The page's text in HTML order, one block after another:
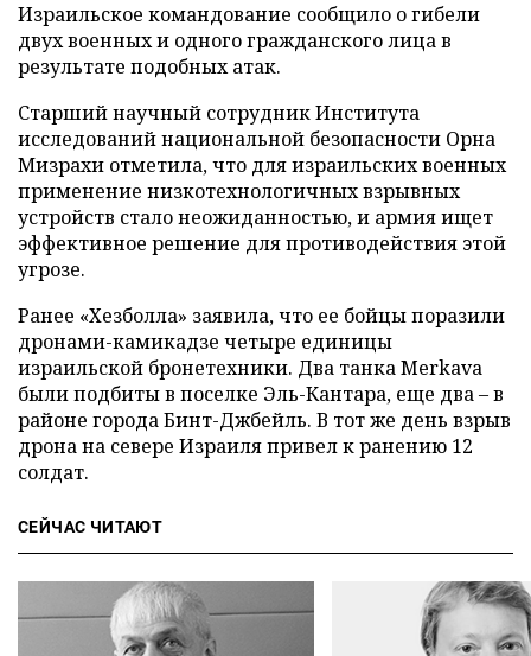
Израильское командование сообщило о гибели
двух военных и одного гражданского лица в
результате подобных атак.
Старший научный сотрудник Института
исследований национальной безопасности Орна
Мизрахи отметила, что для израильских военных
применение низкотехнологичных взрывных
устройств стало неожиданностью, и армия ищет
эффективное решение для противодействия этой
угрозе.
Ранее «Хезболла» заявила, что ее бойцы поразили
дронами-камикадзе четыре единицы
израильской бронетехники. Два танка Merkava
были подбиты в поселке Эль-Кантара, еще два – в
районе города Бинт-Джбейль. В тот же день взрыв
дрона на севере Израиля привел к ранению 12
солдат.
СЕЙЧАС ЧИТАЮТ